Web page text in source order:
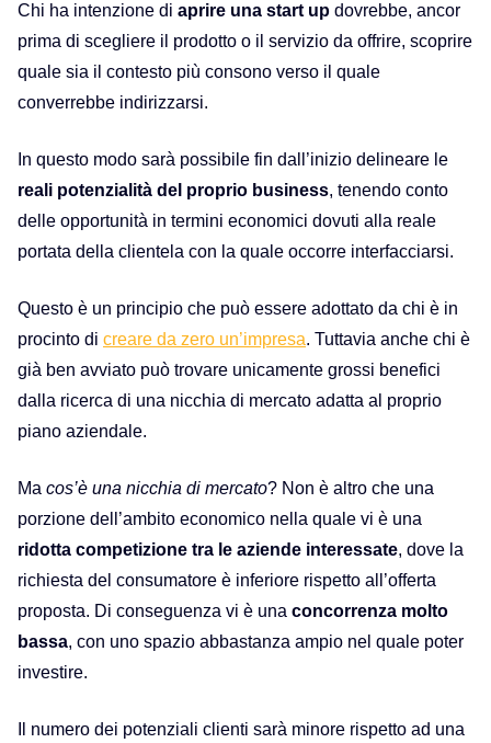
Chi ha intenzione di aprire una start up dovrebbe, ancor
prima di scegliere il prodotto o il servizio da offrire, scoprire
quale sia il contesto più consono verso il quale
converrebbe indirizzarsi.
In questo modo sarà possibile fin dall’inizio delineare le
reali potenzialità del proprio business, tenendo conto
delle opportunità in termini economici dovuti alla reale
portata della clientela con la quale occorre interfacciarsi.
Questo è un principio che può essere adottato da chi è in
procinto di creare da zero un’impresa. Tuttavia anche chi è
già ben avviato può trovare unicamente grossi benefici
dalla ricerca di una nicchia di mercato adatta al proprio
piano aziendale.
Ma cos’è una nicchia di mercato? Non è altro che una
porzione dell’ambito economico nella quale vi è una
ridotta competizione tra le aziende interessate, dove la
richiesta del consumatore è inferiore rispetto all’offerta
proposta. Di conseguenza vi è una concorrenza molto
bassa, con uno spazio abbastanza ampio nel quale poter
investire.
l numero dei potenziali clienti sarà minore rispetto ad una